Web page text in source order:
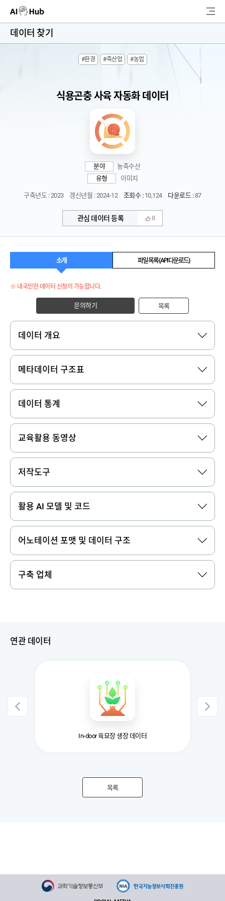
AI-Hub
AI 데이터찾기
AI 개발지원
색
데이터 찾기
#환경 #축산업 #농업
식용곤충 사육 자동화 데이터
분야
농축수산
유형
이미지
구축년도 : 2023 갱신년월 : 2024-12 조회수 :10,124 다운로드 :87
관심 데이터 등록 8
소개 파일 목록 (API 다운로드)
※ 내국인만 데이터 신청이 가능합니다.
문의하기 목록
데이터 개요
메타데이터 구조표
데이터 통계
교육활용 동영상
저작도구
활용 AI 모델 및 코드
어노테이션 포맷 및 데이터 구조
구축 업체
연관 데이터
In-door 육묘장 생장 데이터
목록